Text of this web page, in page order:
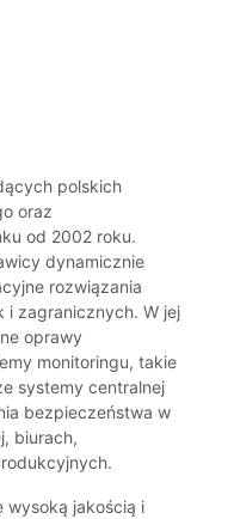
polskich
oraz
od 2002 roku.
dynamicznie
rozwiązania
i zagranicznych. W jej
oprawy
monitoringu, takie
systemy centralnej
bezpieczeństwa w
biurach,
wysoką jakością i